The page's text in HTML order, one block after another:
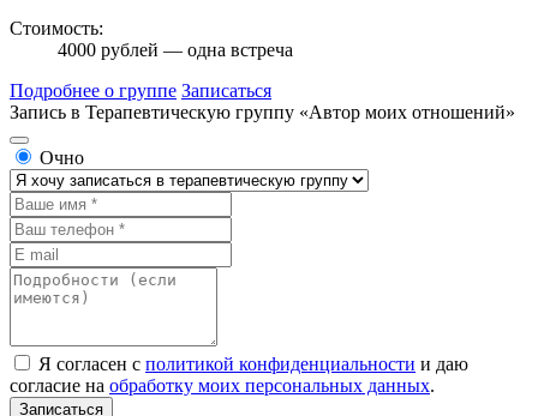
Стоимость:
4000 рублей — одна встреча
Подробнее о группе Записаться
Запись в Терапевтическую группу «Автор моих отношений»
Очно
Я согласен с политикой конфиденциальности и даю
согласие на обработку моих персональных данных.